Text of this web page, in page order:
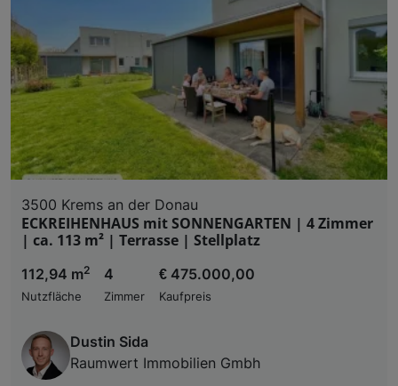
3500 Krems an der Donau
ECKREIHENHAUS mit SONNENGARTEN | 4 Zimmer
| ca. 113 m² | Terrasse | Stellplatz
112,94 m2
Nutzfläche
4
Zimmer
€ 475.000,00
Kaufpreis
Dustin Sida
Raumwert Immobilien Gmbh